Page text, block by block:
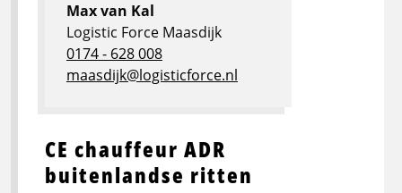
CE chauffeur ADR
buitenlandse ritten
Max van Kal
Logistic Force Maasdijk
0174 - 628 008
maasdijk@logisticforce.nl